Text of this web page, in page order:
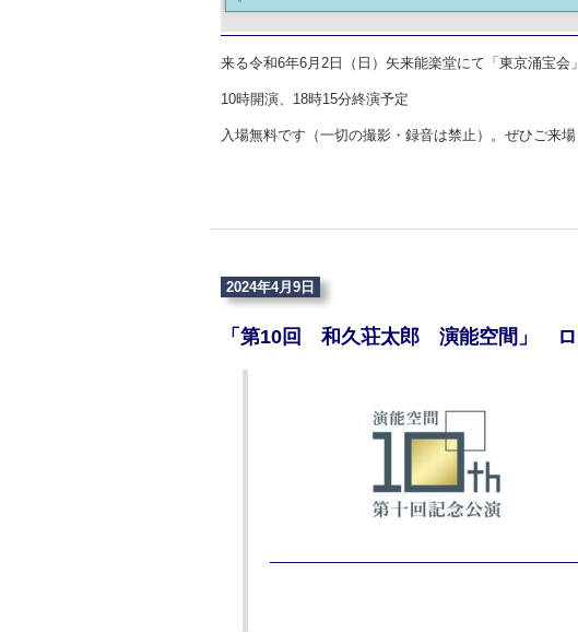
来る令和6年6月2日（日）矢来能楽堂にて「東京涌宝会
10時開演、18時15分終演予定
入場無料です（一切の撮影・録音は禁止）。ぜひご来場
2024年4月9日
「第10回 和久荘太郎 演能空間」